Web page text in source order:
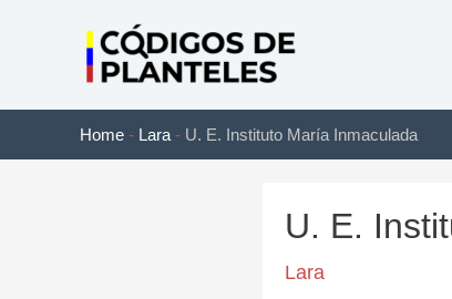
Home - Lara - U. E. Instituto María Inmaculada
U. E.
Lara